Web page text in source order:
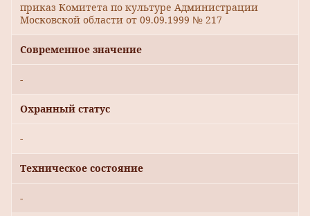
приказ Комитета по культуре Администрации
Московской области от 09.09.1999 № 217
Современное значение
-
Охранный статус
-
Техническое состояние
-